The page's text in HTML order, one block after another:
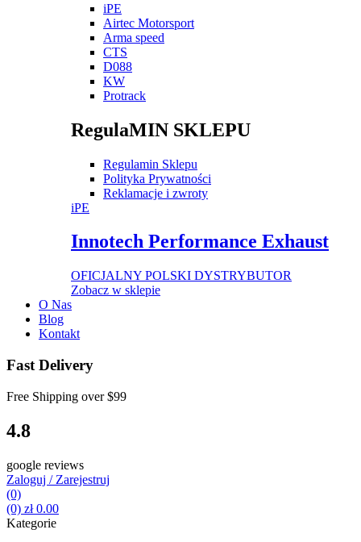
iPE
Airtec Motorsport
Arma speed
CTS
D088
KW
Protrack
RegulaMIN SKLEPU
Regulamin Sklepu
Polityka Prywatności
Reklamacje i zwroty
iPE
Innotech Performance Exhaust
OFICJALNY POLSKI DYSTRYBUTOR
Zobacz w sklepie
O Nas
Blog
Kontakt
Fast Delivery
Free Shipping over$99
4.8
google reviews
Zaloguj / Zarejestruj
(0)
(0) zł0.00
Kategorie